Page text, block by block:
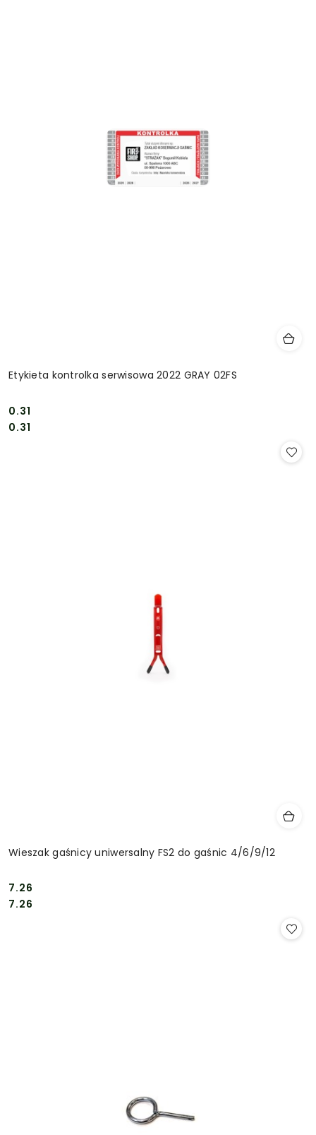
Etykieta kontrolka serwisowa 2022 GRAY 02FS
Cena:
0.31
Cena:
0.31
Wieszak gaśnicy uniwersalny FS2 do gaśnic 4/6/9/12
Cena:
7.26
Cena:
7.26